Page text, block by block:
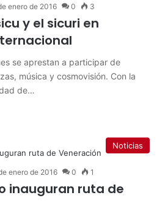
enero de 2016 0 3
y el sicuri en
se aprestan a participar de
música y cosmovisión. Con la
de…
Noticias
enero de 2016 0 1
inauguran ruta de